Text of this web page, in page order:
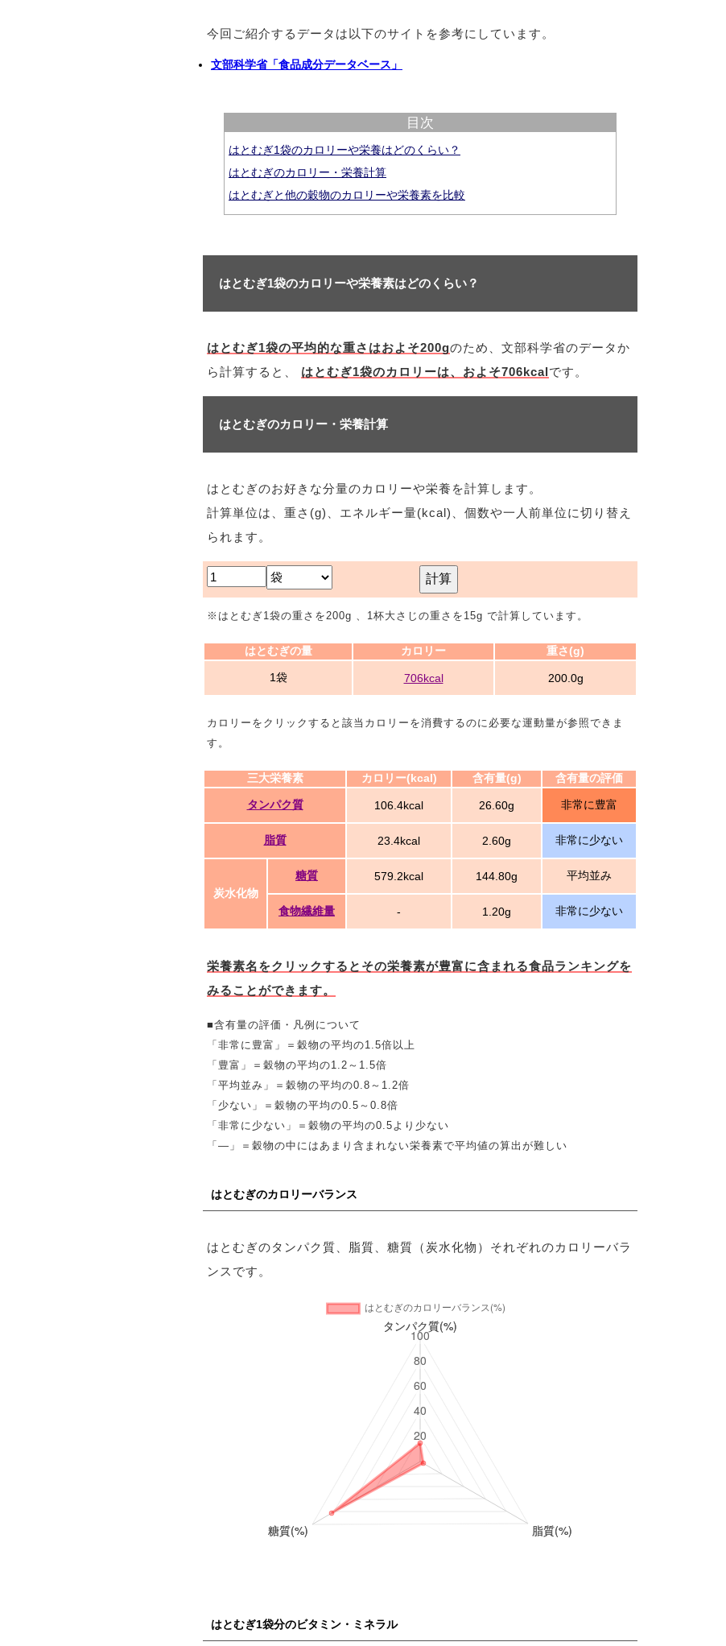
今回ご紹介するデータは以下のサイトを参考にしています。
文部科学省「食品成分データベース」
目次
はとむぎ1袋のカロリーや栄養はどのくらい？
はとむぎのカロリー・栄養計算
はとむぎと他の穀物のカロリーや栄養素を比較
はとむぎ1袋のカロリーや栄養素はどのくらい？
はとむぎ1袋の平均的な重さはおよそ200gのため、文部科学省のデータか
ら計算すると、 はとむぎ1袋のカロリーは、およそ706kcalです。
はとむぎのカロリー・栄養計算
はとむぎのお好きな分量のカロリーや栄養を計算します。
計算単位は、重さ(g)、エネルギー量(kcal)、個数や一人前単位に切り替え
られます。
計算
※はとむぎ1袋の重さを200g 、1杯大さじの重さを15g で計算しています。
はとむぎの量 カロリー 重さ(g)
1袋 706kcal 200.0g
カロリーをクリックすると該当カロリーを消費するのに必要な運動量が参照できま
す。
三大栄養素 カロリー(kcal) 含有量(g) 含有量の評価
タンパク質 106.4kcal 26.60g 非常に豊富
脂質 23.4kcal 2.60g 非常に少ない
炭水化物
糖質 579.2kcal 144.80g 平均並み
食物繊維量 - 1.20g 非常に少ない
栄養素名をクリックするとその栄養素が豊富に含まれる食品ランキングを
みることができます。
■含有量の評価・凡例について
「非常に豊富」＝穀物の平均の1.5倍以上
「豊富」＝穀物の平均の1.2～1.5倍
「平均並み」＝穀物の平均の0.8～1.2倍
「少ない」＝穀物の平均の0.5～0.8倍
「非常に少ない」＝穀物の平均の0.5より少ない
「―」＝穀物の中にはあまり含まれない栄養素で平均値の算出が難しい
はとむぎのカロリーバランス
はとむぎのタンパク質、脂質、糖質（炭水化物）それぞれのカロリーバラ
ンスです。
はとむぎ1袋分のビタミン・ミネラル